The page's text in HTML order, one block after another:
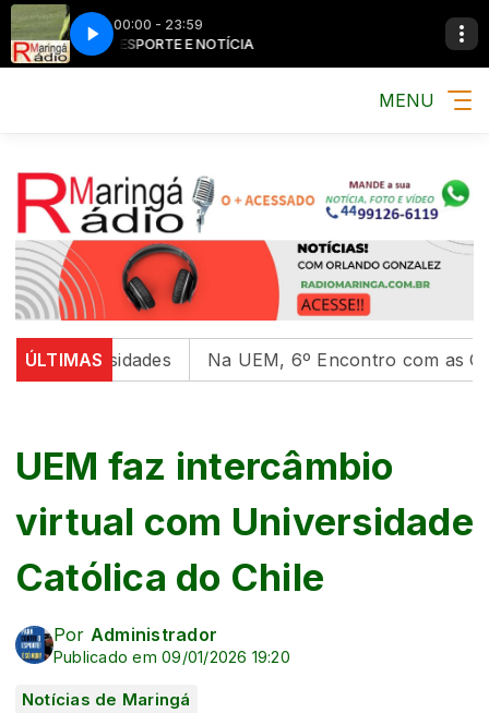
00:00 - 23:59
MÚSICA, ESPORTE E NOTÍCIA MÚSICA,
MENU
ÚLTIMAS Na UEM, 6º Encontro com as Culturas
UEM faz intercâmbio
virtual com Universidade
Católica do Chile
Por Administrador
Publicado em 09/01/2026 19:20
Notícias de Maringá